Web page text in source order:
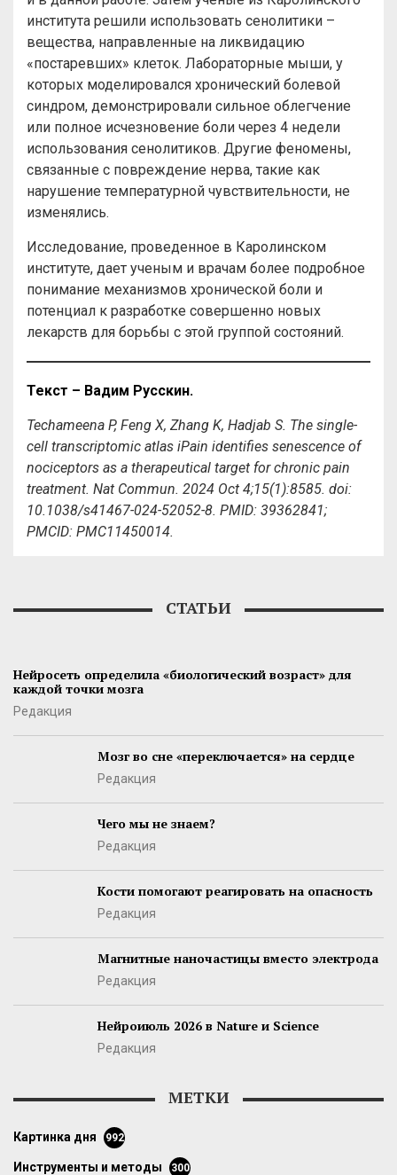
института решили использовать сенолитики –
вещества, направленные на ликвидацию
«постаревших» клеток. Лабораторные мыши, у
которых моделировался хронический болевой
синдром, демонстрировали сильное облегчение
или полное исчезновение боли через 4 недели
использования сенолитиков. Другие феномены,
связанные с повреждение нерва, такие как
нарушение температурной чувствительности, не
изменялись.
Исследование, проведенное в Каролинском
институте, дает ученым и врачам более подробное
понимание механизмов хронической боли и
потенциал к разработке совершенно новых
лекарств для борьбы с этой группой состояний.
Текст – Вадим Русскин.
Techameena P, Feng X, Zhang K, Hadjab S. The single-
cell transcriptomic atlas iPain identifies senescence of
nociceptors as a therapeutical target for chronic pain
treatment. Nat Commun. 2024 Oct 4;15(1):8585. doi:
10.1038/s41467-024-52052-8. PMID: 39362841;
PMCID: PMC11450014.
СТАТЬИ
Нейросеть определила «биологический возраст» для
каждой точки мозга
Редакция
Мозг во сне «переключается» на сердце
Редакция
Чего мы не знаем?
Редакция
Кости помогают реагировать на опасность
Редакция
Магнитные наночастицы вместо электрода
Редакция
Нейроиюль 2026 в Nature и Science
Редакция
МЕТКИ
картинка дня 992
инструменты и методы 300